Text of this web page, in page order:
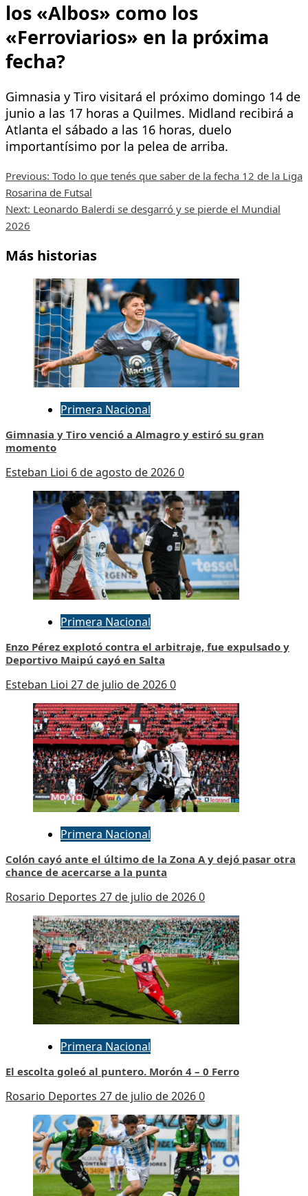
los «Albos» como los
«Ferroviarios» en la próxima
fecha?
Gimnasia y Tiro visitará el próximo domingo 14 de
junio a las 17 horas a Quilmes. Midland recibirá a
Atlanta el sábado a las 16 horas, duelo
importantísimo por la pelea de arriba.
Post
navigation
Previous: Todo lo que tenés que saber de la fecha 12 de la Liga
Rosarina de Futsal
Next: Leonardo Balerdi se desgarró y se pierde el Mundial
2026
Más historias
Primera Nacional
Gimnasia y Tiro venció a Almagro y estiró su gran
momento
Esteban Lioi 6 de agosto de 20260
Primera Nacional
Enzo Pérez explotó contra el arbitraje, fue expulsado y
Deportivo Maipú cayó en Salta
Esteban Lioi 27 de julio de 20260
Primera Nacional
Colón cayó ante el último de la Zona A y dejó pasar otra
chance de acercarse a la punta
Rosario Deportes 27 de julio de 20260
Primera Nacional
El escolta goleó al puntero. Morón 4 – 0 Ferro
Rosario Deportes 27 de julio de 20260